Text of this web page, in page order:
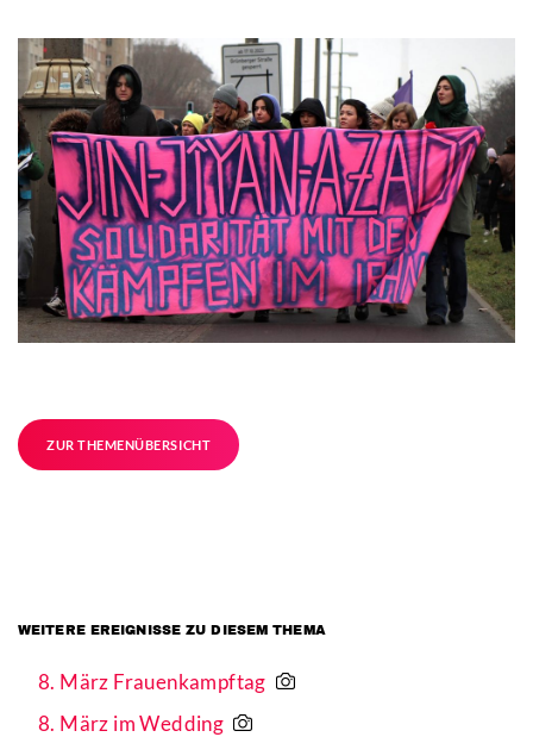
ZUR THEMENÜBERSICHT
WEITERE EREIGNISSE ZU DIESEM THEMA
8. März Frauenkampftag
8. März im Wedding